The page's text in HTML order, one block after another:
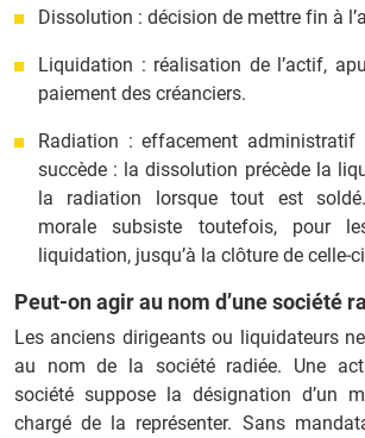
Dissolution : décision de mettre fin à
Liquidation : réalisation de l’actif,
paiement des créanciers.
Radiation : effacement administratif
succède : la dissolution précède la
la radiation lorsque tout est
morale subsiste toutefois, pour
liquidation, jusqu’à la clôture de
Peut-on agir au nom d’une société
Les anciens dirigeants ou liquidateurs
au nom de la société radiée. Une
société suppose la désignation d’un
chargé de la représenter. Sans